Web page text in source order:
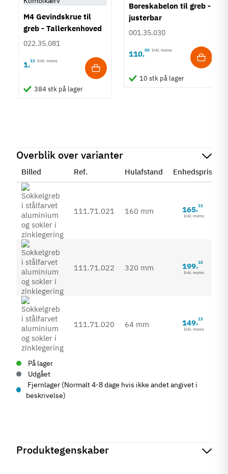
M4 Gevindskrue til
greb - Tallerkenhoved
- Krydskærv
022.35.081
1,15 Inkl. moms
384 stk på lager
Boreskabelon til greb -
justerbar
001.35.030
110,00 Inkl. moms
10 stk på lager
Overblik over varianter
Billed Ref. Hulafstand Enhedspris
111.71.021 160 mm 165,15
Inkl. moms
111.71.022 320 mm 199,10
Inkl. moms
111.71.020 64 mm 149,15
Inkl. moms
På lager
Udgået
Fjernlager (Normalt 4-8 dage hvis ikke andet angivet i
beskrivelse)
Produktegenskaber